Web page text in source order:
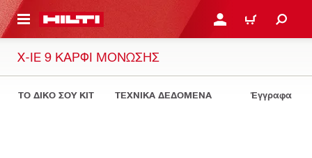
ΕΛΕΓΞΕΙΣ ΤΟ ΠΑΚΕΤΟ ΠΟΥ ΕΧΕΙΣ ΦΤΙΑΞΕΙ ΚΆΝΕ ΣΎΝΔΕΣΗ Ή
ΚΑΛΆΘΙ
X-IE 9 ΚΑΡΦΊ ΜΌΝΩΣΗΣ
ΤΟ ΔΙΚΟ ΣΟΥ KIT ΤΕΧΝΙΚΑ ΔΕΔΟΜΕΝΑ Έγγραφα